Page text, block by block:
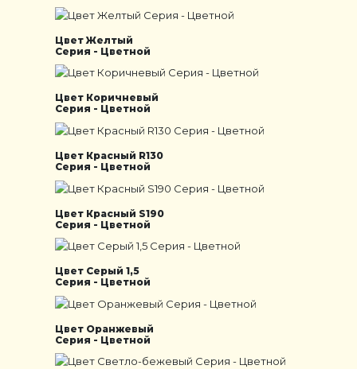
Цвет Желтый
Серия - Цветной
Цвет Коричневый
Серия - Цветной
Цвет Красный R130
Серия - Цветной
Цвет Красный S190
Серия - Цветной
Цвет Серый 1,5
Серия - Цветной
Цвет Оранжевый
Серия - Цветной